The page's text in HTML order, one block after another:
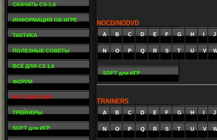
СКАЧАТЬ CS-1.6
ИНФОРМАЦИЯ ОБ ИГРЕ
ТАКТИКА
ПОЛЕЗНЫЕ СОВЕТЫ
ВСЁ ДЛЯ CS 1.6
ФОРУМ
NO CD/NO DVD
ТРЕЙНЕРЫ
SOFT для ИГР
NOCD/NODVD
A B C D E F G H I J
N O P Q R S T U V
SOFT для ИГР
TRAINERS
A B C D E F G H J
N O P Q R S T U V